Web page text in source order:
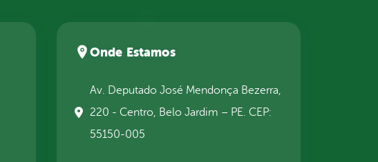
Onde Estamos
Av. Deputado José Mendonça Bezerra,
220 - Centro, Belo Jardim – PE. CEP:
55150-005